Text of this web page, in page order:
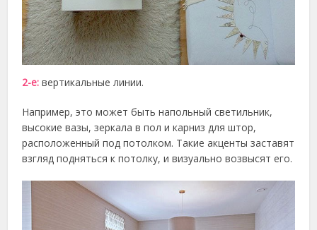
2-е: вертикальные линии.
Например, это может быть напольный светильник,
высокие вазы, зеркала в пол и карниз для штор,
расположенный под потолком. Такие акценты заставят
взгляд подняться к потолку, и визуально возвысят его.